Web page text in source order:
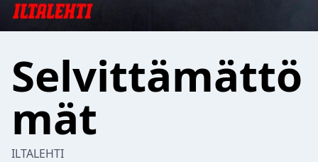
Selvittämättö
mät
ILTALEHTI